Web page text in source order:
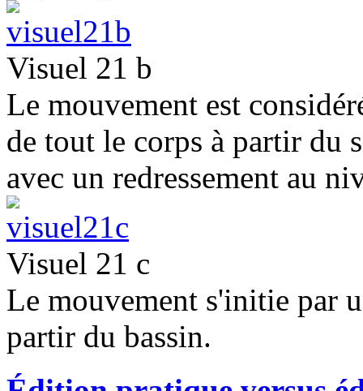
Visuel 21 b
Le mouvement est
de tout le corps à partir du
avec un redressement au
Visuel 21 c
Le mouvement s'initie par
partir du bassin.